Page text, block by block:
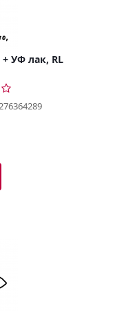
УФ лак, RL